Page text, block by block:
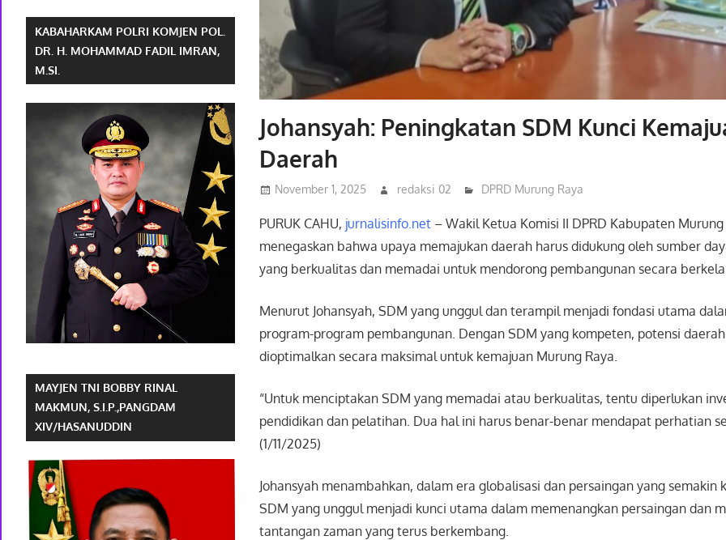
Johansyah: Peningkatan SDM Kunci
Daerah
November 1, 2025 redaksi 02 DPRD Murung Raya
PURUK CAHU, jurnalisinfo.net – Wakil Ketua Komisi II DPRD Kabupaten Murung
menegaskan bahwa upaya memajukan daerah harus didukung oleh sumber
yang berkualitas dan memadai untuk mendorong pembangunan secara
Menurut Johansyah, SDM yang unggul dan terampil menjadi fondasi utama
program-program pembangunan. Dengan SDM yang kompeten, potensi
dioptimalkan secara maksimal untuk kemajuan Murung Raya.
“Untuk menciptakan SDM yang memadai atau berkualitas, tentu diperlukan
pendidikan dan pelatihan. Dua hal ini harus benar-benar mendapat perhatian
(1/11/2025)
Johansyah menambahkan, dalam era globalisasi dan persaingan yang semakin
SDM yang unggul menjadi kunci utama dalam memenangkan persaingan dan
tantangan zaman yang terus berkembang.
KABAHARKAM POLRI KOMJEN POL.
DR. H. MOHAMMAD FADIL IMRAN,
M.SI.
MAYJEN TNI BOBBY RINAL
MAKMUN, S.I.P.,PANGDAM
XIV/HASANUDDIN